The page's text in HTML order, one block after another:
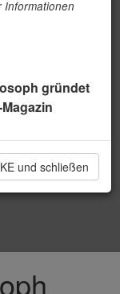
Informationen
gründet
und schließen